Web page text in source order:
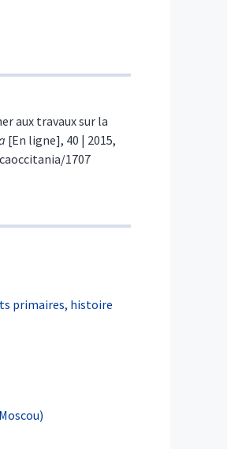
aux travaux sur la
[En ligne], 40 | 2015,
1707
primaires, histoire